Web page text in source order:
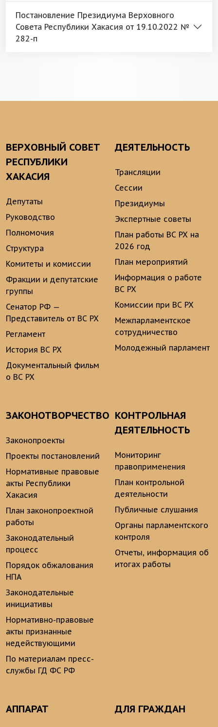
Постановление Президиума Верховного
Совета Республики Хакасия от 19.10.2022 №
282-п
ВЕРХОВНЫЙ СОВЕТ
РЕСПУБЛИКИ
ХАКАСИЯ
Депутаты
Руководство
Полномочия
Структура
Комитеты и комиссии
Фракции и депутатские
группы
Сенатор РФ —
Представитель от ВС РХ
Регламент
История ВС РХ
Документальный фильм
о ВС РХ
ДЕЯТЕЛЬНОСТЬ
Трансляции
Сессии
Президиумы
Экспертные советы
План работы ВС РХ на
2026 год
План мероприятий
Информация о работе
ВС РХ
Комиссии при ВС РХ
Межпарламентское
сотрудничество
Молодежный парламент
ЗАКОНОТВОРЧЕСТВО
Законопроекты
Проекты постановлений
Нормативные правовые
акты Республики
Хакасия
План законопроектной
работы
Законодательный
процесс
Порядок обжалования
НПА
Законодательные
инициативы
Нормативно-правовые
акты признанные
недействующими
По материалам пресс-
службы ГД ФС РФ
КОНТРОЛЬНАЯ
ДЕЯТЕЛЬНОСТЬ
Мониторинг
правоприменения
План контрольной
деятельности
Публичные слушания
Органы парламентского
контроля
Отчеты, информация об
итогах работы
АППАРАТ ДЛЯ ГРАЖДАН